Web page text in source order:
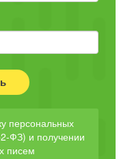
персональных
ФЗ) и получении
писем